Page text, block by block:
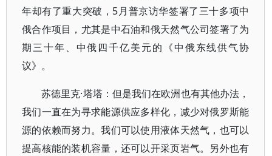
年却有了重大突破，5月普京访华签署了三十多项中
俄合作项目，尤其是中石油和俄天然气公司签署了为
期三十年、中俄四千亿美元的《中俄东线供气协
议》。
苏德里克·塔塔：但是我们在欧洲也有其他办法，
我们一直在为寻求能源供应多样化，减少对俄罗斯能
源的依赖而努力。我们可以使用液体天然气，也可以
提高核能的装机容量，还可以开采页岩气。另外也有